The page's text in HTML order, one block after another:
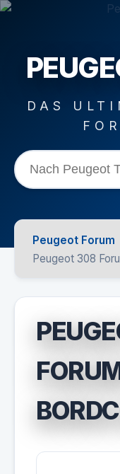
DAS
Peugeot Forum
Peugeot 308